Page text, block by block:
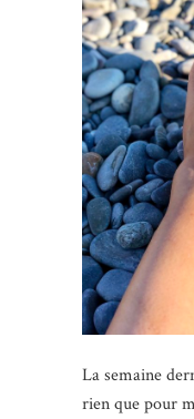
La semaine
rien que pour